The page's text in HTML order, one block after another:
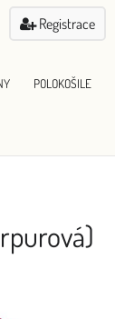
Registrace
POLOKOŠILE